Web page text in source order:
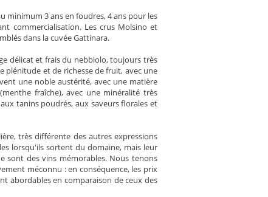
minimum 3 ans en foudres, 4 ans pour les
commercialisation. Les crus Molsino et
dans la cuvée Gattinara.
délicat et frais du nebbiolo, toujours très
plénitude et de richesse de fruit, avec une
une noble austérité, avec une matière
fraîche), avec une minéralité très
tanins poudrés, aux saveurs florales et
très différente des autres expressions
lorsqu'ils sortent du domaine, mais leur
sont des vins mémorables. Nous tenons
méconnu : en conséquence, les prix
abordables en comparaison de ceux des